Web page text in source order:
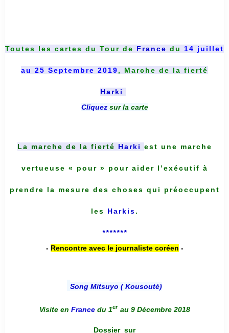
Toutes les cartes du Tour de France du 14 juillet
au 25 Septembre 2019, Marche de la fierté
Harki
Cliquez sur la carte
La marche de la fierté Harki est une marche
vertueuse « pour » pour aider l’exécutif à
prendre la mesure des choses qui préoccupent
les Harkis.
*******
- Rencontre avec le journaliste coréen -
Song Mitsuyo ( Kousouté)
Visite en France du 1er au 9 Décembre 2018
Dossier sur